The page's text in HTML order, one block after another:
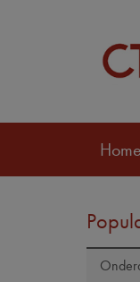
Home